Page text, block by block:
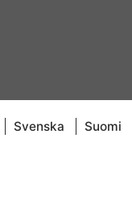
Svenska Suomi